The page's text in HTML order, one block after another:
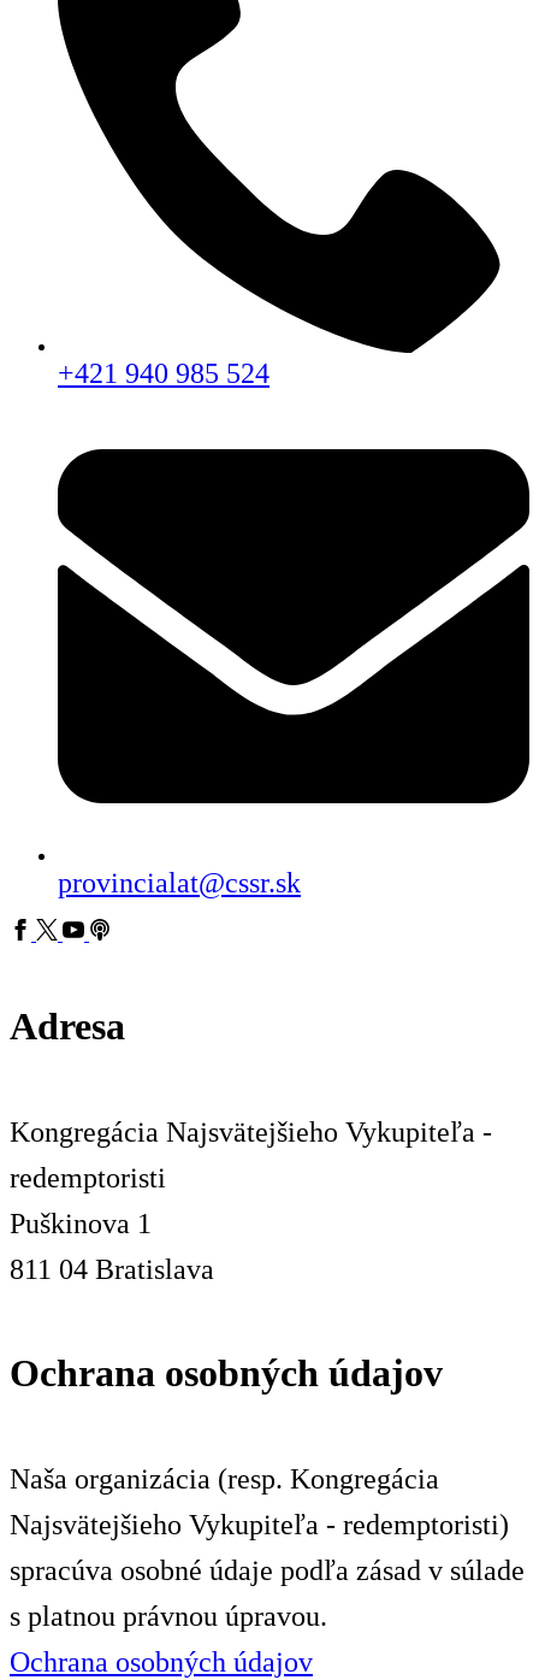
+421 940 985 524
provincialat@cssr.sk
Adresa
Kongregácia Najsvätejšieho Vykupiteľa -
redemptoristi
Puškinova 1
811 04 Bratislava
Ochrana osobných údajov
Naša organizácia (resp. Kongregácia
Najsvätejšieho Vykupiteľa - redemptoristi)
spracúva osobné údaje podľa zásad v súlade
s platnou právnou úpravou.
Ochrana osobných údajov